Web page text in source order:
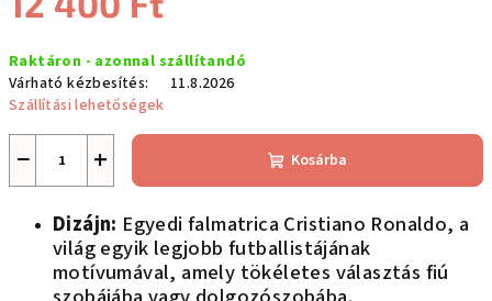
Raktáron - azonnal szállítandó
Várható kézbesítés:
11.8.2026
Szállítási lehetőségek
+
− Kosárba
Dizájn: Egyedi falmatrica Cristiano Ronaldo, a
világ egyik legjobb futballistájának
motívumával, amely tökéletes választás fiú